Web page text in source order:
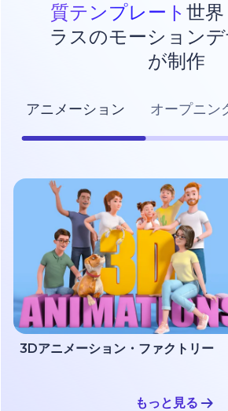
質テンプレート 世
ラスのモーション
が制作
アニメーション オープニン
3Dアニメーション・ファクトリー
もっと見る